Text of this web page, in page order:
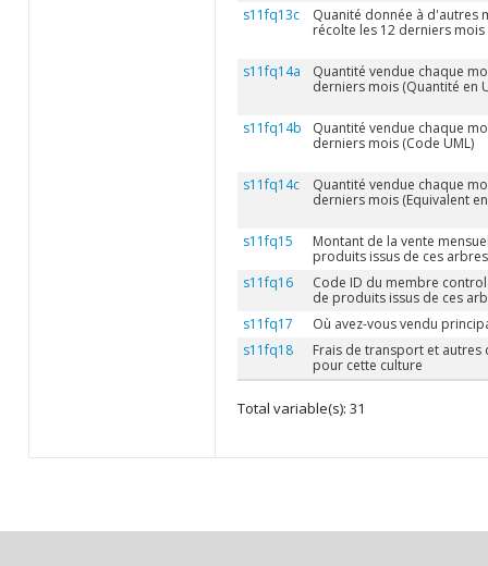
s11fq13c
Quanité donnée à d'autres
récolte les 12 derniers mois
s11fq14a
Quantité vendue chaque
derniers mois (Quantité en
s11fq14b
Quantité vendue chaque
derniers mois (Code UML)
s11fq14c
Quantité vendue chaque
derniers mois (Equivalent en
s11fq15
Montant de la vente
produits issus de ces arbres
s11fq16
Code ID du membre
de produits issus de ces
s11fq17
Où avez-vous vendu
s11fq18
Frais de transport et autres
pour cette culture
Total variable(s): 31